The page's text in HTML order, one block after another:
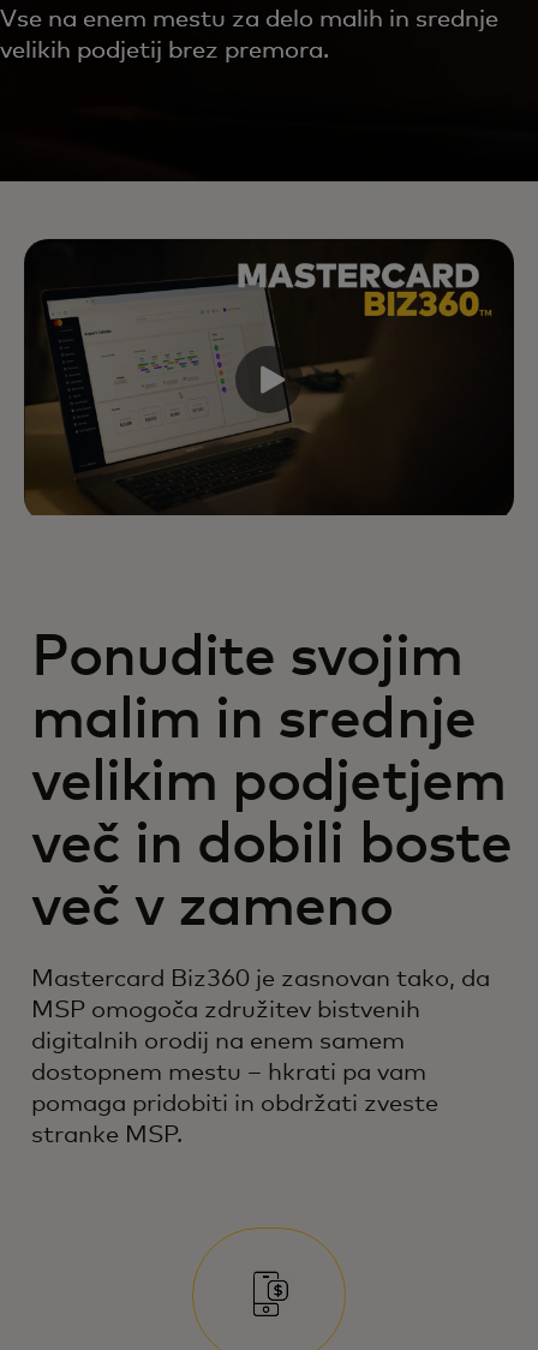
Vse na enem mestu za delo malih in srednje
velikih podjetij brez premora.
Ponudite svojim
malim in srednje
velikim podjetjem
več in dobili boste
več v zameno
Mastercard Biz360 je zasnovan tako, da
MSP omogoča združitev bistvenih
digitalnih orodij na enem samem
dostopnem mestu – hkrati pa vam
pomaga pridobiti in obdržati zveste
stranke MSP.